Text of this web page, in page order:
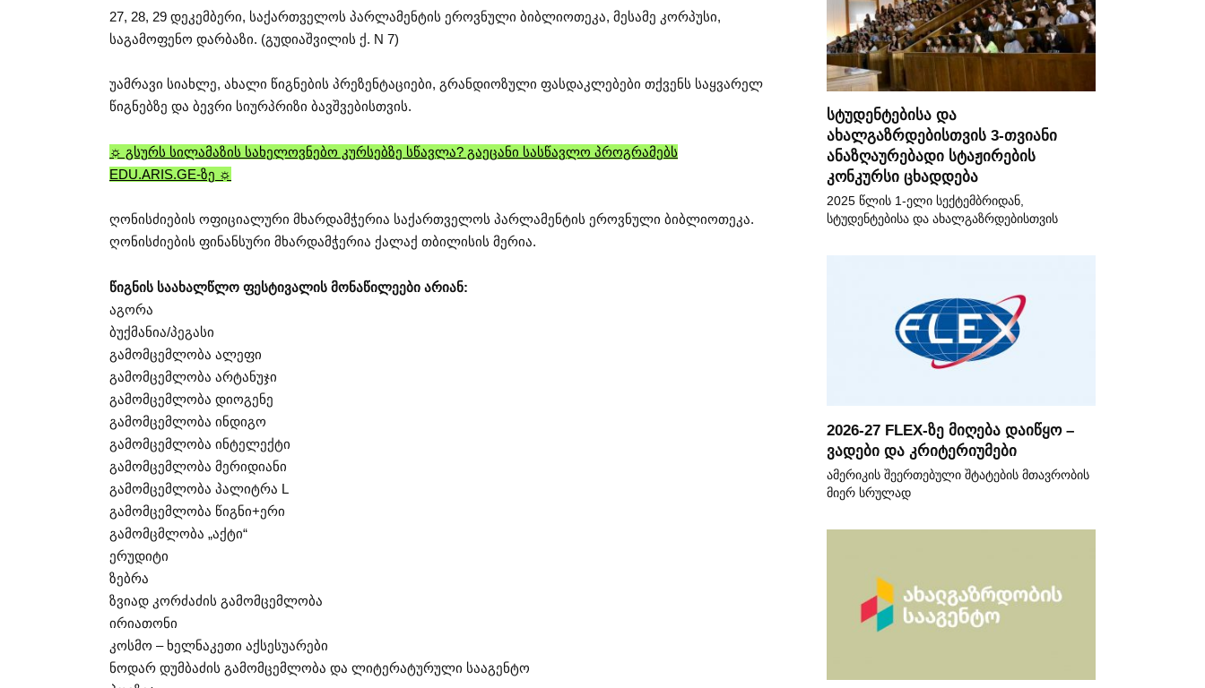
27, 28, 29 დეკემბერი, საქართველოს პარლამენტის ეროვნული ბიბლიოთეკა, მესამე კორპუსი,
საგამოფენო დარბაზი. (გუდიაშვილის ქ. N 7)
უამრავი სიახლე, ახალი წიგნების პრეზენტაციები, გრანდიოზული ფასდაკლებები თქვენს საყვარელ
წიგნებზე და ბევრი სიურპრიზი ბავშვებისთვის.
☼ გსურს სილამაზის სახელოვნებო კურსებზე სწავლა? გაეცანი სასწავლო პროგრამებს
EDU.ARIS.GE-ზე ☼
ღონისძიების ოფიციალური მხარდამჭერია საქართველოს პარლამენტის ეროვნული ბიბლიოთეკა.
ღონისძიების ფინანსური მხარდამჭერია ქალაქ თბილისის მერია.
წიგნის საახალწლო ფესტივალის მონაწილეები არიან:
აგორა
ბუქმანია/პეგასი
გამომცემლობა ალეფი
გამომცემლობა არტანუჯი
გამომცემლობა დიოგენე
გამომცემლობა ინდიგო
გამომცემლობა ინტელექტი
გამომცემლობა მერიდიანი
გამომცემლობა პალიტრა L
გამომცემლობა წიგნი+ერი
გამომცმლობა „აქტი“
ერუდიტი
ზებრა
ზვიად კორძაძის გამომცემლობა
ირიათონი
კოსმო – ხელნაკეთი აქსესუარები
ნოდარ დუმბაძის გამომცემლობა და ლიტერატურული სააგენტო
სტუდენტებისა და
ახალგაზრდებისთვის 3-თვიანი
ანაზღაურებადი სტაჟირების
კონკურსი ცხადდება
2025 წლის 1-ელი სექტემბრიდან,
სტუდენტებისა და ახალგაზრდებისთვის
2026-27 FLEX-ზე მიღება დაიწყო –
ვადები და კრიტერიუმები
ამერიკის შეერთებული შტატების მთავრობის
მიერ სრულად